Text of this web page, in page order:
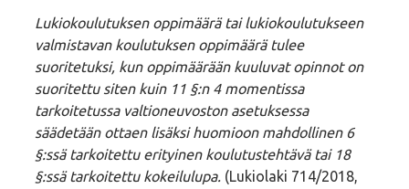
Lukiokoulutuksen oppimäärä tai lukiokoulutukseen
valmistavan koulutuksen oppimäärä tulee
suoritetuksi, kun oppimäärään kuuluvat opinnot on
suoritettu siten kuin 11 §:n 4 momentissa
tarkoitetussa valtioneuvoston asetuksessa
säädetään ottaen lisäksi huomioon mahdollinen 6
§:ssä tarkoitettu erityinen koulutustehtävä tai 18
§:ssä tarkoitettu kokeilulupa. (Lukiolaki 714/2018,